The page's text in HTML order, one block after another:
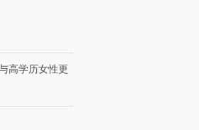
高学历女性更